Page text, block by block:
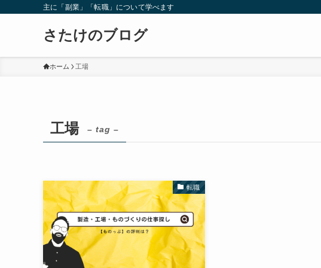
主に「副業」「転職」について学べます
さたけのブログ
ホーム 工場
工場 – tag –
転職